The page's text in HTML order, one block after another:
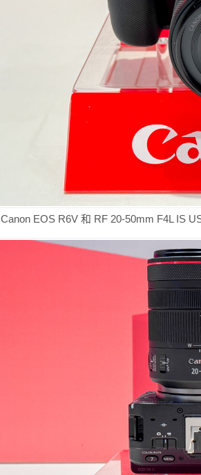
Canon EOS R6V 和 RF 20-50mm F4L IS